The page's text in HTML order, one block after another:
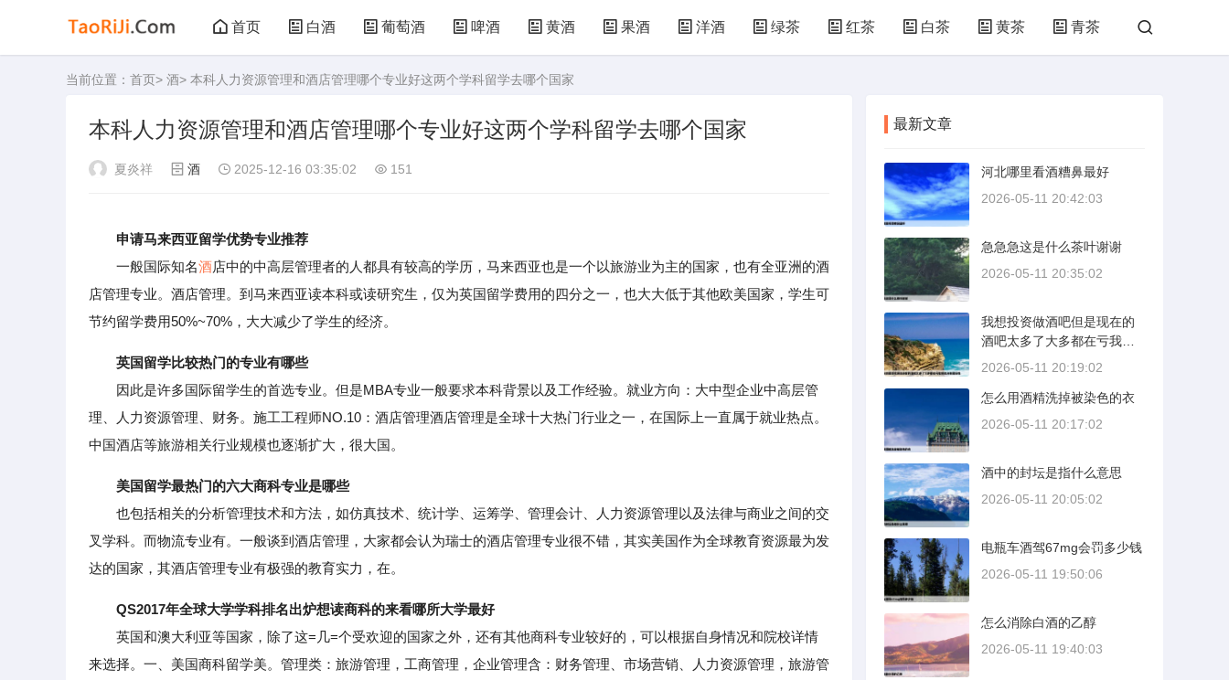
首页 白酒 葡萄酒 啤酒 黄酒 果酒 洋酒 绿茶 红茶 白茶 黄茶 青茶
黑茶 花茶
当前位置： 首页> 酒> 本科人力资源管理和酒店管理哪个专业好这两个学科留学去哪个国家
本科人力资源管理和酒店管理哪个专业好这两个学科留学去哪个国家
夏炎祥 酒 2025-12-16 03:35:02 151
申请马来西亚留学优势专业推荐
一般国际知名酒店中的中高层管理者的人都具有较高的学历，马来西亚也是一个以旅游业为主的国家，也有全亚洲的酒
店管理专业。酒店管理。到马来西亚读本科或读研究生，仅为英国留学费用的四分之一，也大大低于其他欧美国家，学生可
节约留学费用50%~70%，大大减少了学生的经济。
英国留学比较热门的专业有哪些
因此是许多国际留学生的首选专业。但是MBA专业一般要求本科背景以及工作经验。就业方向：大中型企业中高层管
理、人力资源管理、财务。施工工程师NO.10：酒店管理酒店管理是全球十大热门行业之一，在国际上一直属于就业热点。
中国酒店等旅游相关行业规模也逐渐扩大，很大国。
美国留学最热门的六大商科专业是哪些
也包括相关的分析管理技术和方法，如仿真技术、统计学、运筹学、管理会计、人力资源管理以及法律与商业之间的交
叉学科。而物流专业有。一般谈到酒店管理，大家都会认为瑞士的酒店管理专业很不错，其实美国作为全球教育资源最为发
达的国家，其酒店管理专业有极强的教育实力，在。
QS2017年全球大学学科排名出炉想读商科的来看哪所大学最好
英国和澳大利亚等国家，除了这=几=个受欢迎的国家之外，还有其他商科专业较好的，可以根据自身情况和院校详情
来选择。一、美国商科留学美。管理类：旅游管理，工商管理，企业管理含：财务管理、市场营销、人力资源管理，旅游管
最新文章
河北哪里看酒糟鼻最好
2026-05-11 20:42:03
急急急这是什么茶叶谢谢
2026-05-11 20:35:02
我想投资做酒吧但是现在的
酒吧太多了大多都在亏我想
找点有建设性
2026-05-11 20:19:02
怎么用酒精洗掉被染色的衣
2026-05-11 20:17:02
酒中的封坛是指什么意思
2026-05-11 20:05:02
电瓶车酒驾67mg会罚多少钱
2026-05-11 19:50:06
怎么消除白酒的乙醇
2026-05-11 19:40:03